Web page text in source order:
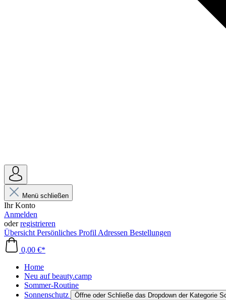
Menü schließen
Ihr Konto
Anmelden
oderregistrieren
Übersicht Persönliches Profil Adressen Bestellungen
0,00 €*
Home
Neu auf beauty.camp
Sommer-Routine
Sonnenschutz
Öffne oder Schließe das Dropdown der Kategorie